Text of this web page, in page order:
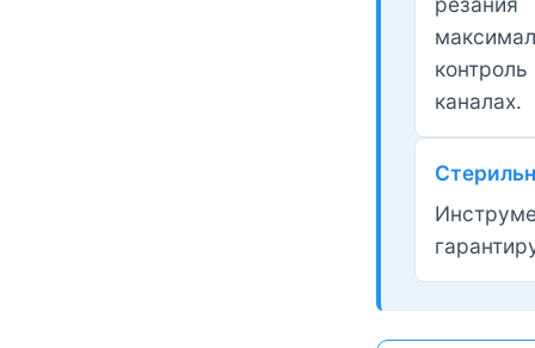
каналах.